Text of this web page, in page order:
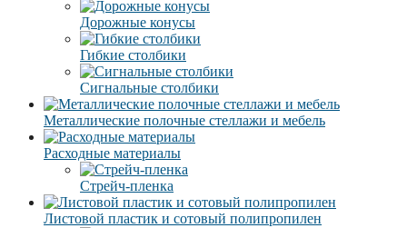
Дорожные конусы
Гибкие столбики
Сигнальные столбики
Металлические полочные стеллажи и мебель
Расходные материалы
Стрейч-пленка
Листовой пластик и сотовый полипропилен